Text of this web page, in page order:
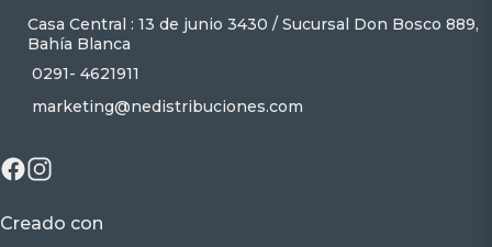
Casa Central : 13 de junio 3430 / Sucursal Don Bosco 889,
Bahía Blanca
0291- 4621911
marketing@nedistribuciones.com
Creado con